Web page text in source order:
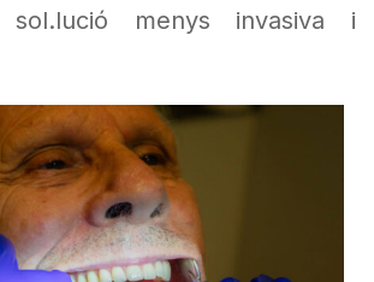
menys invasiva i